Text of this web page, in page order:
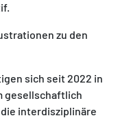
zu den
sich seit 2022 in
gesellschaftlich
interdisziplinäre